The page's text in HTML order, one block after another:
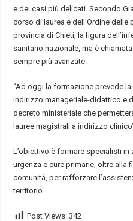
e dei casi più delicati. Secondo
corso di laurea e dell’Ordine
provincia di Chieti, la figura
sanitario nazionale, ma è
sempre più avanzate.
“Ad oggi la formazione prevede
indirizzo manageriale-didattico e
decreto ministeriale che
lauree magistrali a indirizzo
L’obiettivo è formare specialisti
urgenza e cure primarie, oltre alla
comunità, per rafforzare
territorio.
Post Views: 342